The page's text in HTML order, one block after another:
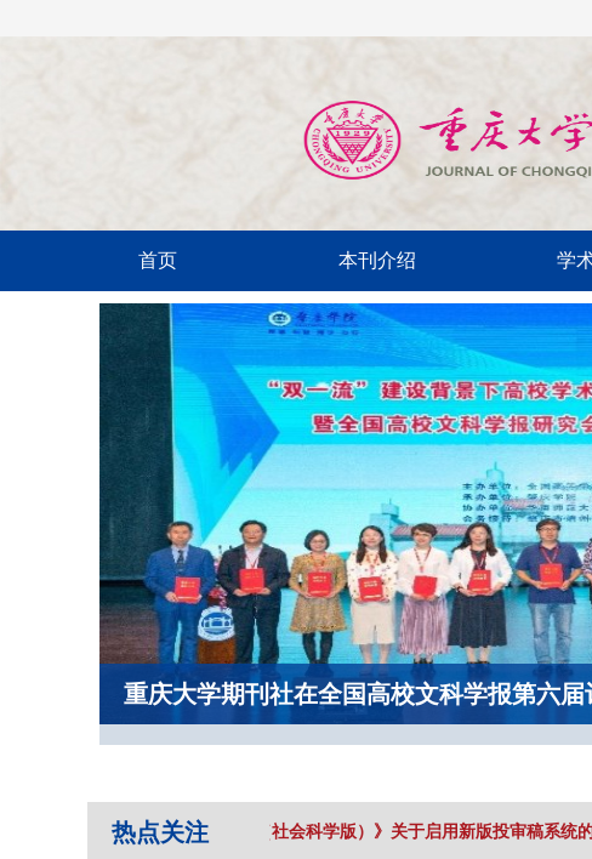
首页 本刊介绍 学
重庆大学期刊社在全国高校文科学报第六
热点关注
《重庆大学学报（社会科学版）》关于启用新版投审稿系统的